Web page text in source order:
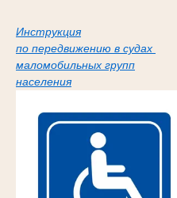
Инструкция
по передвижению в судах
маломобильных групп
населения